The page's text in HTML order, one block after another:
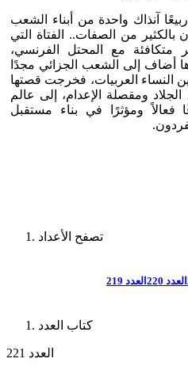
آنذاك واحدة من أبناء الشعب
من الصفات.. الفتاة التي
مع المحتل الفرنسي،
أضاف إلى الشعب الجزائي مجدًا
النساء العربيات، فخرجت قصتها
ومقصلة الإعدام، إلى عالم
فعالاً ومؤثرًا في بناء مستقبل
تصفح الأعداد
العدد 220 العدد 219
كتاب العدد
العدد 221